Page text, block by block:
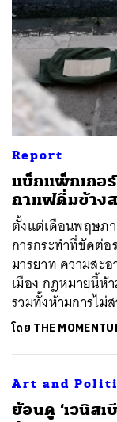
Report
แบ็กแพ็กเกอ
กาแฟดื่มข้าง
ตั้งแต่เดือนพฤษภา
การกระทำที่ขัดต่อ
มารยาท ความสะ
เมือง กฎหมายนี้ห้
รวมทั้งห้ามการไม่
โดย THE
Art and
ย้อนดู ‘เวนิส